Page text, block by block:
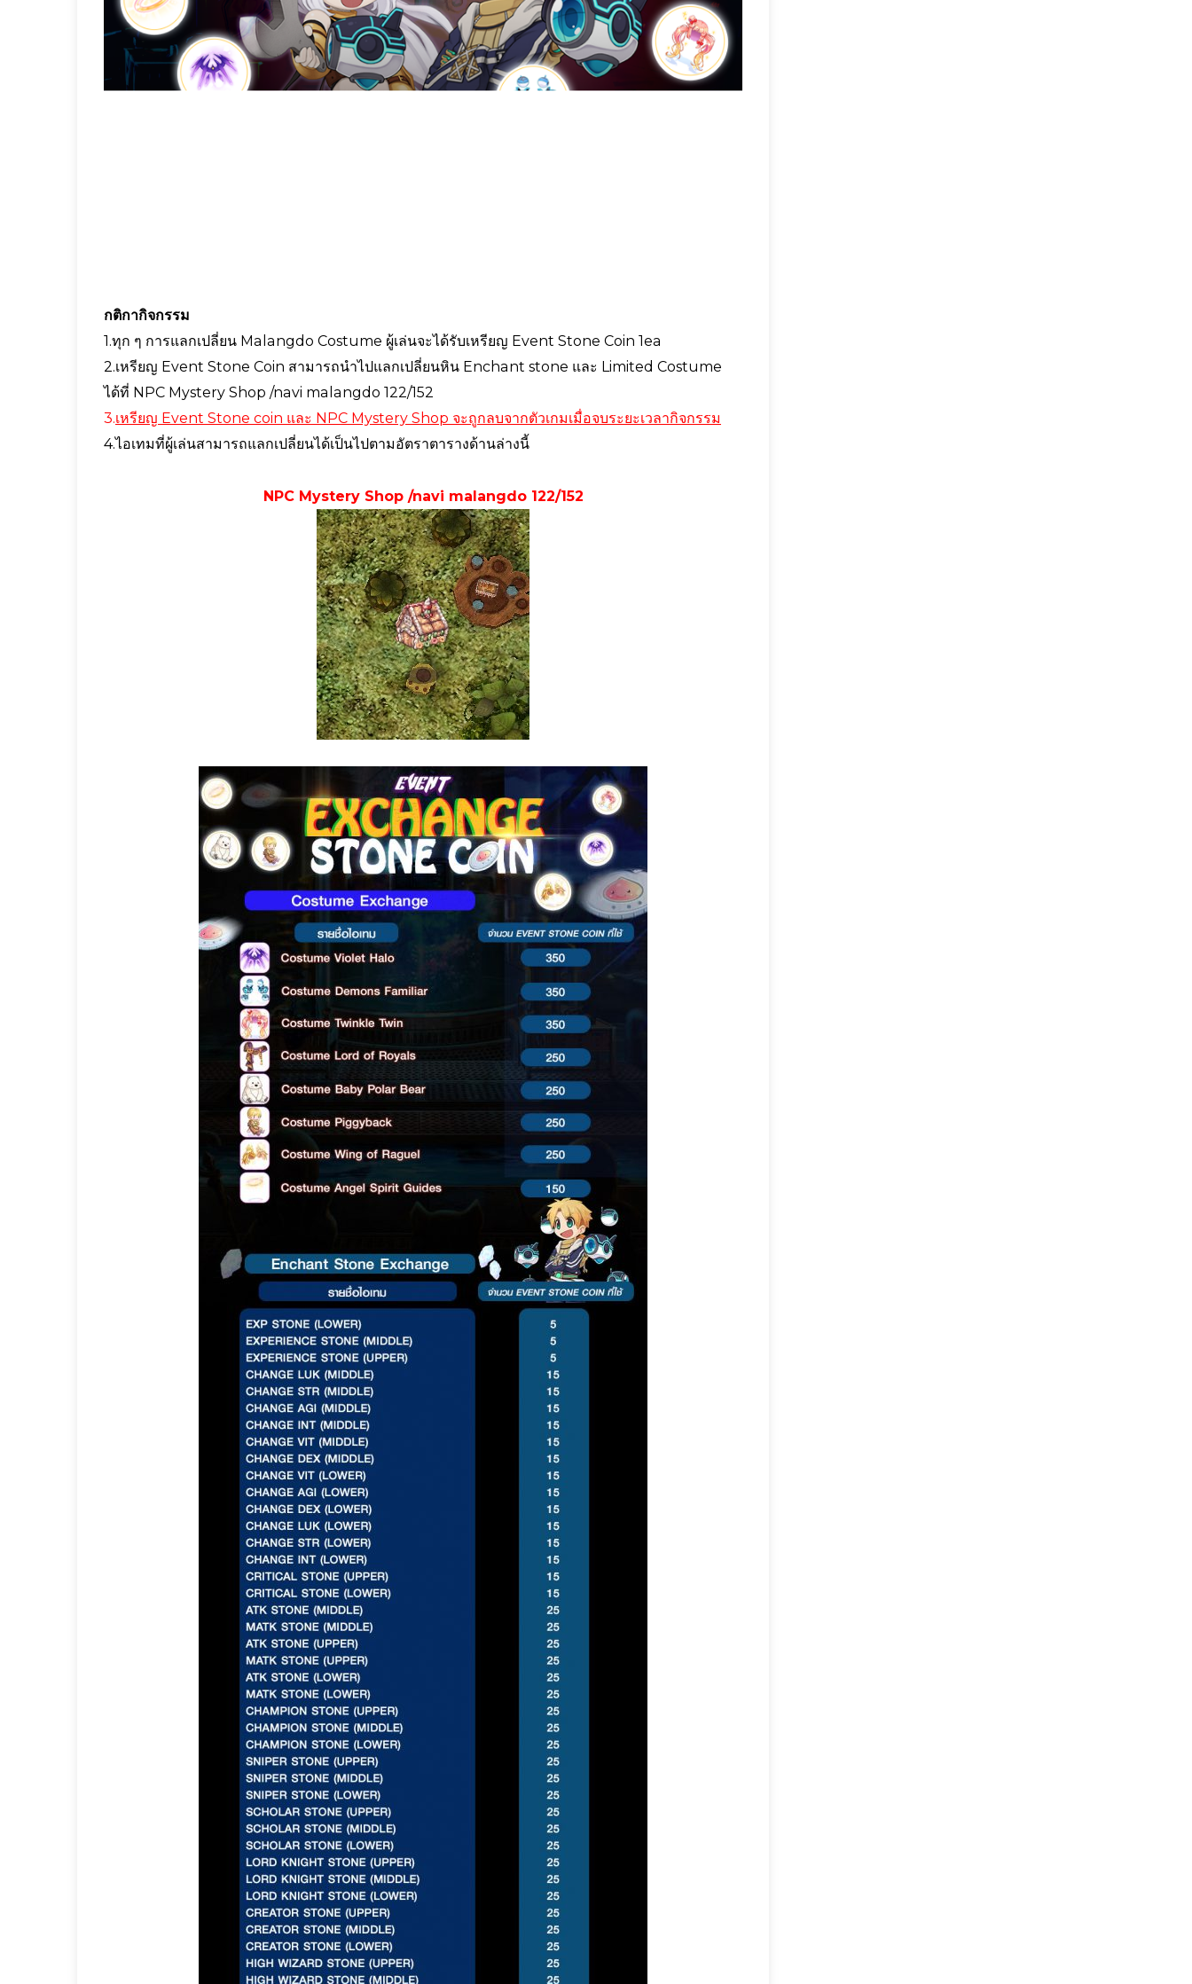
กติกากิจกรรม
1.ทุก ๆ การแลกเปลี่ยน Malangdo Costume ผู้เล่นจะได้รับเหรียญ Event Stone Coin 1ea
2.เหรียญ Event Stone Coin สามารถนำไปแลกเปลี่ยนหิน Enchant stone และ Limited Costume
ได้ที่ NPC Mystery Shop /navi malangdo 122/152
3.เหรียญ Event Stone coin และ NPC Mystery Shop จะถูกลบจากตัวเกมเมื่อจบระยะเวลากิจกรรม
4.ไอเทมที่ผู้เล่นสามารถแลกเปลี่ยนได้เป็นไปตามอัตราตารางด้านล่างนี้
NPC Mystery Shop /navi malangdo 122/152